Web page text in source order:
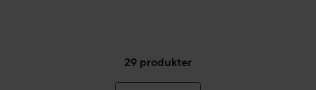
29 produkter